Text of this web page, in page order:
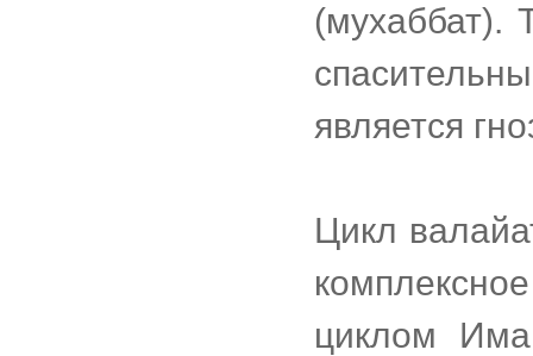
(мухаббат).
является
Цикл
циклом